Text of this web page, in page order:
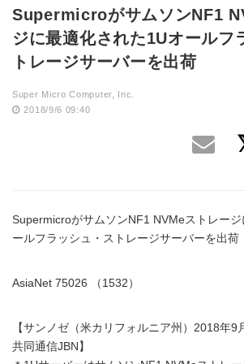
SupermicroがサムソンNF1
ジに最適化された1Uオールフ
トレージサーバーを出荷
Super Micro Computer, Inc.
2018/9/6 09:40
SupermicroがサムソンNF1 NVMeストレー
ールフラッシュ・ストレージサーバーを出荷
AsiaNet 75026 （1532）
【サンノゼ（米カリフォルニア州）2018年9
共同通信JBN】